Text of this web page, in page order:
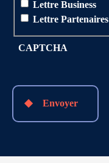
Lettre Business
Lettre Partenaires
CAPTCHA
Envoyer